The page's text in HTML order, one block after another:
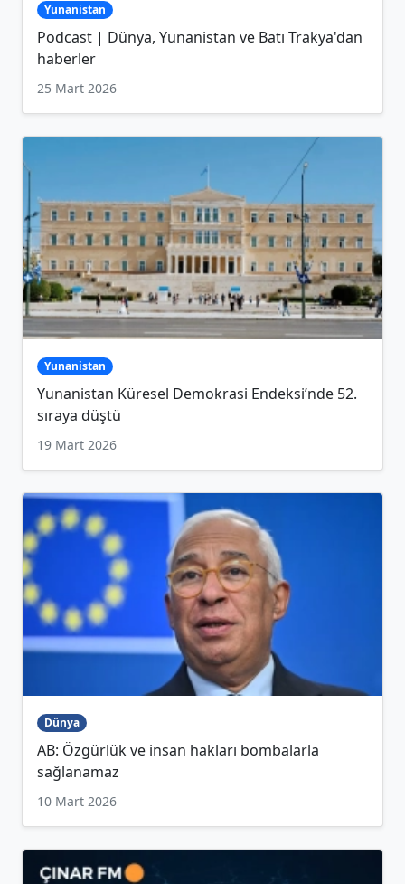
Yunanistan
Podcast | Dünya, Yunanistan ve Batı Trakya'dan
haberler
25 Mart 2026
Yunanistan
Yunanistan Küresel Demokrasi Endeksi’nde 52.
sıraya düştü
19 Mart 2026
Dünya
AB: Özgürlük ve insan hakları bombalarla
sağlanamaz
10 Mart 2026